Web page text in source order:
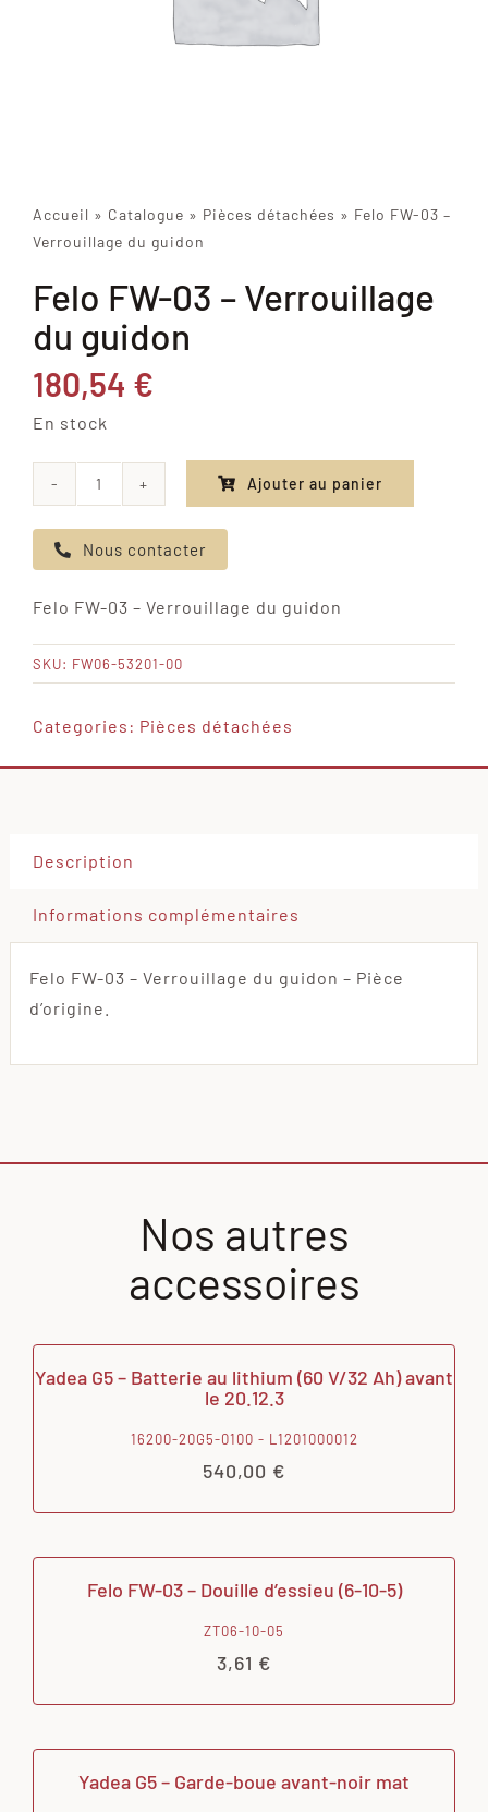
Accueil » Catalogue » Pièces détachées » Felo FW-03 –
Verrouillage du guidon
Felo FW-03 – Verrouillage
du guidon
180,54 €
En stock
de
Felo
03
-
Verrouillage
Ajouter au panier
Nous contacter
Felo FW-03 – Verrouillage du guidon
SKU: FW06-53201-00
Categories: Pièces détachées
Description
Informations complémentaires
Felo FW-03 – Verrouillage du guidon – Pièce
d’origine.
Nos autres
accessoires
Yadea G5 – Batterie au lithium (60 V/32 Ah) avant
le 20.12.3
16200-20G5-0100 - L1201000012
540,00 €
Felo FW-03 – Douille d’essieu (6-10-5)
ZT06-10-05
3,61 €
Yadea G5 – Garde-boue avant-noir mat